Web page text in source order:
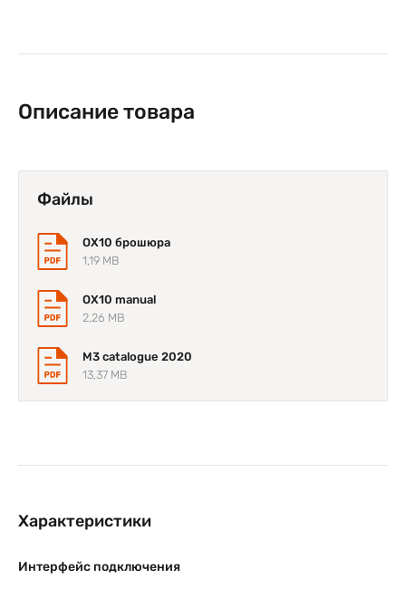
Описание товара
Файлы
OX10 брошюра
1,19 MB
OX10 manual
2,26 MB
M3 catalogue 2020
13,37 MB
Характеристики
Интерфейс подключения